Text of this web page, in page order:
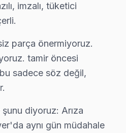
mahallesi için Regal TV tamir
gelen ekibimiz osiloskop
Arıza →
çalışmıyorsa teknik
imzalı, tüketici
parça önermiyoruz.
tamir öncesi
sadece söz değil,
diyoruz: Arıza
aynı gün müdahale